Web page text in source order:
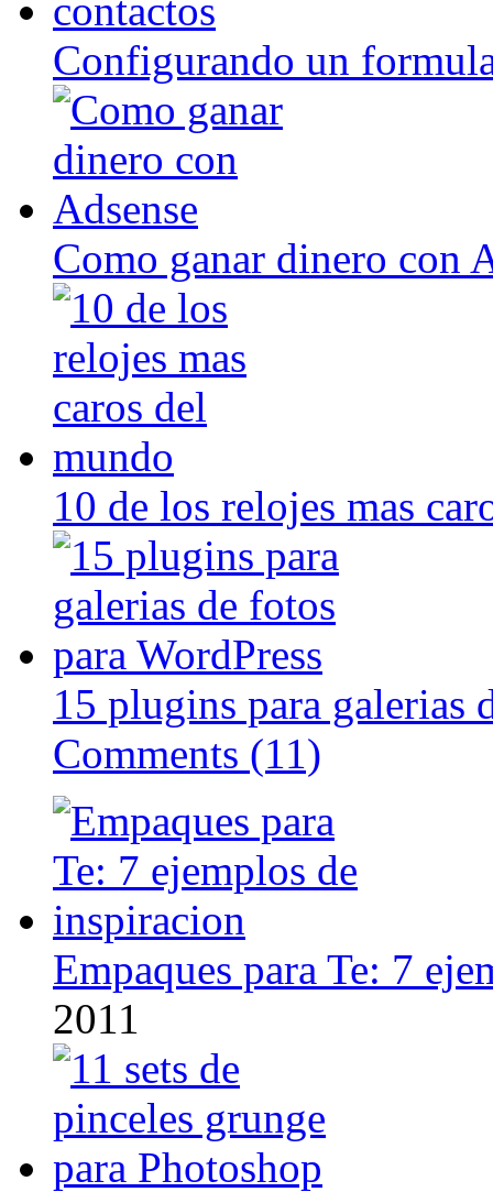
Configurando un
Como ganar dinero con
10 de los relojes mas
15 plugins para galerias
Comments (11)
Empaques para Te: 7
2011